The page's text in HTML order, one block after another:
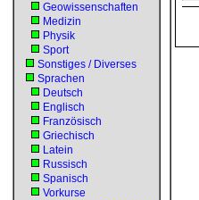
Geowissenschaften
Medizin
Physik
Sport
Sonstiges / Diverses
Sprachen
Deutsch
Englisch
Französisch
Griechisch
Latein
Russisch
Spanisch
Vorkurse